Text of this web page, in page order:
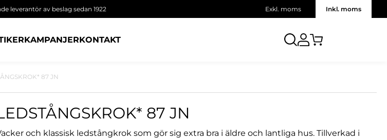
leverantör av beslag sedan 1922 Exkl. moms Inkl. moms
KAMPANJERKONTAKT
87 JN
87 JN
och klassisk ledstångkrok som gör sig extra bra i äldre och lantliga hus. Tillverkad i